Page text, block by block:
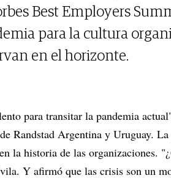
Best Employers
para la cultura
en el horizonte.
para transitar la pandemia
Randstad Argentina y Uruguay.
la historia de las organizaciones.
Y afirmó que las crisis son un